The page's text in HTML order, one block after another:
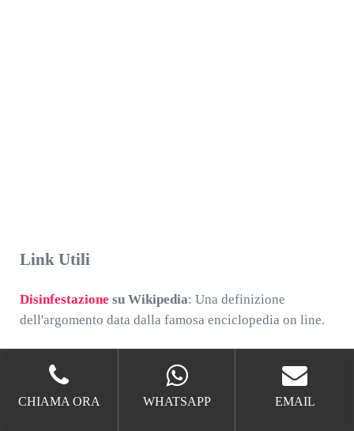
Link Utili
Disinfestazione su Wikipedia: Una definizione
dell'argomento data dalla famosa enciclopedia on line.
Zucchet Allumiere Zucchet Disinfestazioni Allumiere
Allontanamento Zucchet Piccioni Allumiere
Disinfestazione Zucchet Blatte Allumiere
CHIAMA ORA WHATSAPP EMAIL